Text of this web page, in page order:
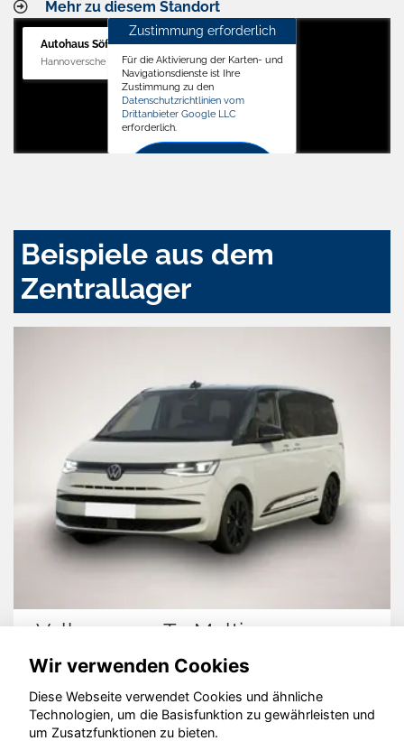
Mehr zu diesem Standort
Autohaus Söffker GmbH
Hannoversche Str. 34, 31688 Nienstädt
Zustimmung erforderlich
Für die Aktivierung der Karten- und
Navigationsdienste ist Ihre
Zustimmung zu den
Datenschutzrichtlinien vom
Drittanbieter Google LLC
erforderlich.
Beispiele aus dem
Zentrallager
Volkswagen T7 Multivan
© konjunkturmotor.de GmbH 2020 - 2026
Wir verwenden Cookies
Diese Webseite verwendet Cookies und ähnliche
Technologien, um die Basisfunktion zu gewährleisten und
um Zusatzfunktionen zu bieten.